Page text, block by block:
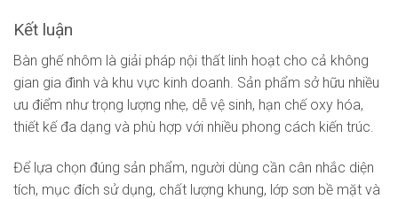
Kết luận
Bàn ghế nhôm là giải pháp nội thất linh hoạt cho cả không
gian gia đình và khu vực kinh doanh. Sản phẩm sở hữu nhiều
ưu điểm như trọng lượng nhẹ, dễ vệ sinh, hạn chế oxy hóa,
thiết kế đa dạng và phù hợp với nhiều phong cách kiến trúc.
Để lựa chọn đúng sản phẩm, người dùng cần cân nhắc diện
tích, mục đích sử dụng, chất lượng khung, lớp sơn bề mặt và